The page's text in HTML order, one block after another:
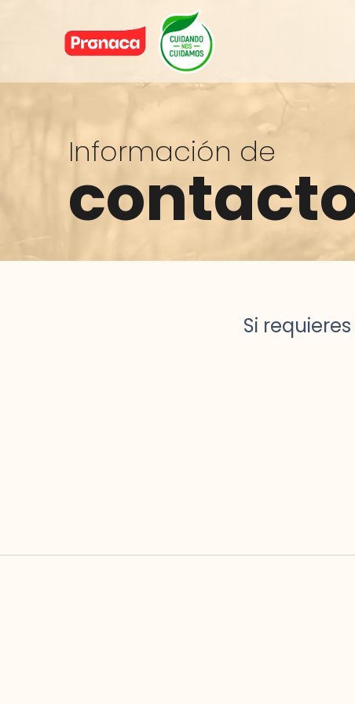
Información de
Si